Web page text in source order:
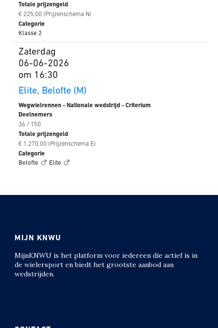
Totale prijzengeld
€ 225,00 (Prijzenschema N)
Categorie
Klasse 2
Zaterdag
06-06-2026
om 16:30
Elite, Belofte (M)
Wegwielrennen - Nationale wedstrijd - Criterium
Deelnemers
36 / 150
Totale prijzengeld
€ 1.270,00 (Prijzenschema E)
Categorie
Belofte
Elite
MIJN KNWU
MijnKNWU is het platform voor iedereen die actief is in
de wielersport en biedt het grootste aanbod aan
wedstrijden.